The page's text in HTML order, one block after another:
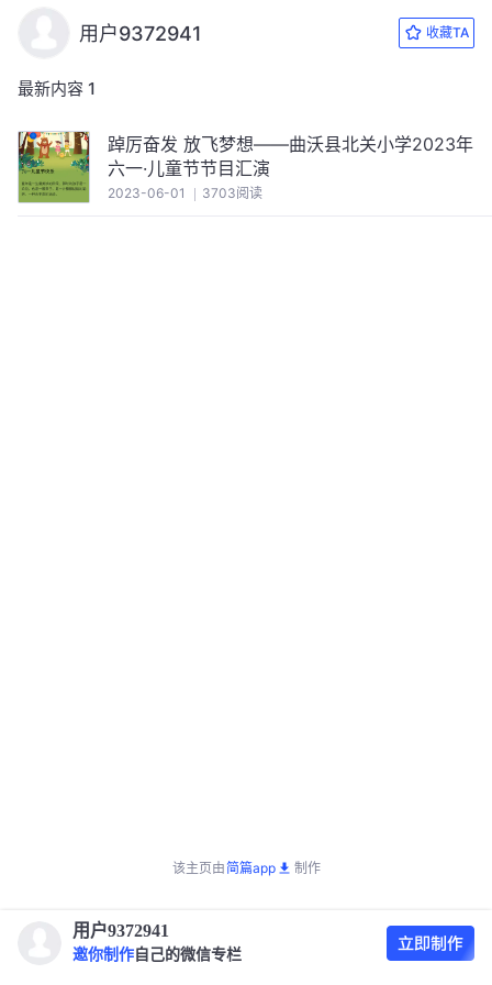
用户9372941 收藏TA
最新内容 1
踔厉奋发 放飞梦想——曲沃县北关小学2023年
六一·儿童节节目汇演
2023-06-01 3703阅读
该主页由简篇app 制作
用户9372941
邀你制作 自己的微信专栏